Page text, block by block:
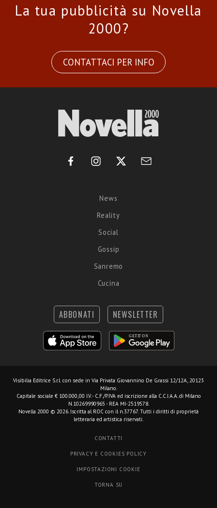
La tua pubblicità su Novella
2000?
CONTATTACI PER INFO
News
Reality
Social
Gossip
Sanremo
Cucina
ABBONATI NEWSLETTER
Visibilia Editrice S.r.l. con sede in Via Privata Giovannino De Grassi 12/12A, 20123
Milano.
Capitale sociale € 100.000,00 I.V. - C.F./P.IVA ed iscrizione alla C.C.I.A.A. di Milano
N.10269990965 - REA MI-2519578.
Novella 2000 © 2026. Iscritta al ROC con il n.37767. Tutti i diritti di proprietà
letteraria ed artistica riservati.
CONTATTI
PRIVACY E COOKIES POLICY
IMPOSTAZIONI COOKIE
TORNA SU